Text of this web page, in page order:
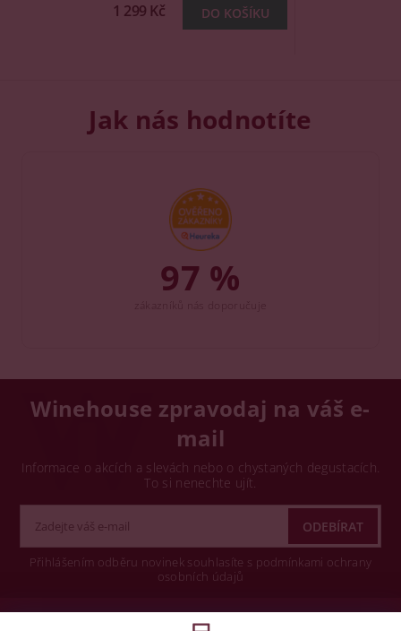
1 299 Kč
Jak nás hodnotíte
97 %
Winehouse zpravodaj na váš e-
mail
Informace o akcích a slevách nebo o chystaných degustacích.
To si nenechte ujít.
Přihlášením odběru novinek souhlasíte s podmínkami ochrany
osobních údajů